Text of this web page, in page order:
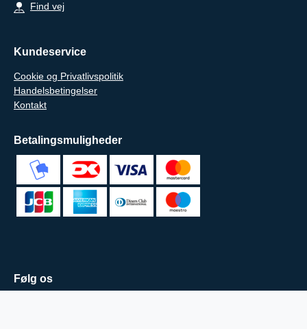
Find vej
Kundeservice
Cookie og Privatlivspolitik
Handelsbetingelser
Kontakt
Betalingsmuligheder
Følg os